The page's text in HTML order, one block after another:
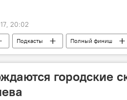
20:02
Подкасты Полный финиш
революция полный финиш
городские